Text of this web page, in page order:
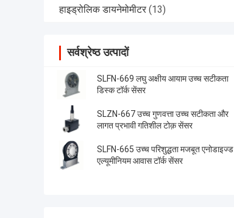
हाइड्रोलिक डायनेमोमीटर (13)
सर्वश्रेष्ठ उत्पादों
SLFN-669 लघु अक्षीय आयाम उच्च सटीकता
डिस्क टॉर्क सेंसर
SLZN-667 उच्च गुणवत्ता उच्च सटीकता और
लागत प्रभावी गतिशील टोक़ सेंसर
SLFN-665 उच्च परिशुद्धता मजबूत एनोडाइज्ड
एल्यूमीनियम आवास टॉर्क सेंसर